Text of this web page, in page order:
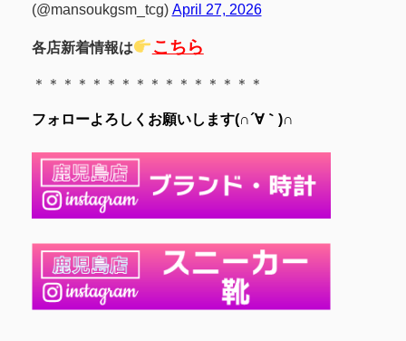
(@mansoukgsm_tcg) April 27, 2026
各店新着情報は こちら
＊＊＊＊＊＊＊＊＊＊＊＊＊＊＊＊
フォローよろしくお願いします(∩´∀｀)∩